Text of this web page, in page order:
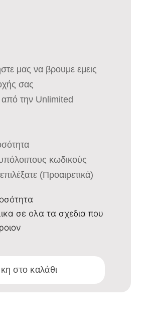
μας να βρουμε εμεις
σας
από την Unlimited
κωδικούς
(Προαιρετικά)
σε ολα τα σχεδια που
στο καλάθι